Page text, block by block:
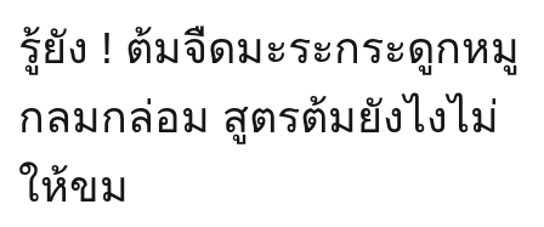
รู้ยัง ! ต้มจืดมะระกระดูกหมู
กลมกล่อม สูตรต้มยังไงไม่
ให้ขม